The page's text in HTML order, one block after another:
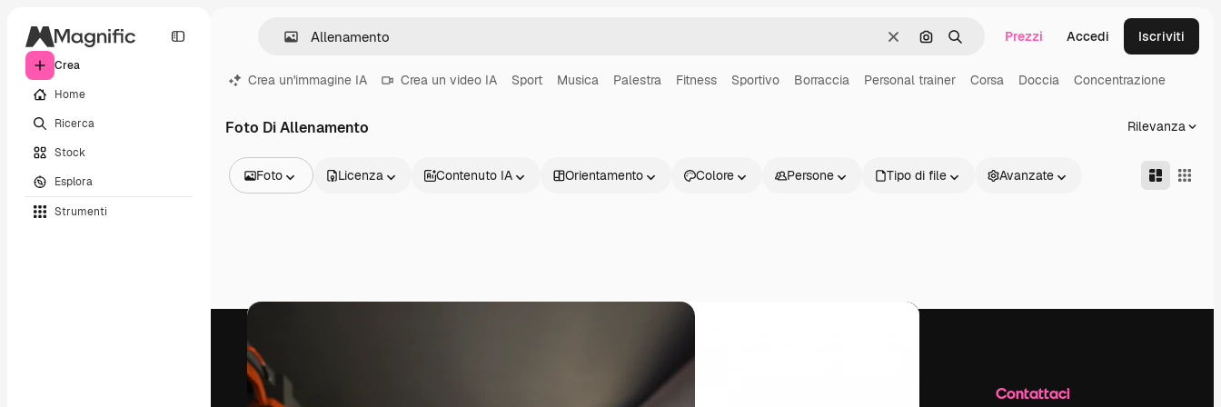
Crea
Home
Ricerca
Stock
Esplora
Strumenti
CancellaCerca per immagine
Ricerca Prezzi Accedi Iscriviti
Crea un'immagine IA Crea un video IA Sport Musica Palestra Fitness Sportivo Borraccia Personal trainer Corsa Doccia Concentrazione
Foto Di Allenamento Rilevanza
Foto
Video
Motion graphic
Modelli di video
Icone
Modelli 3D
Font
Licenza Contenuto IA Orientamento Colore Persone Tipo di file Avanzate
Contattaci